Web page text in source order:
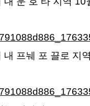
프눼 포 끌로 지